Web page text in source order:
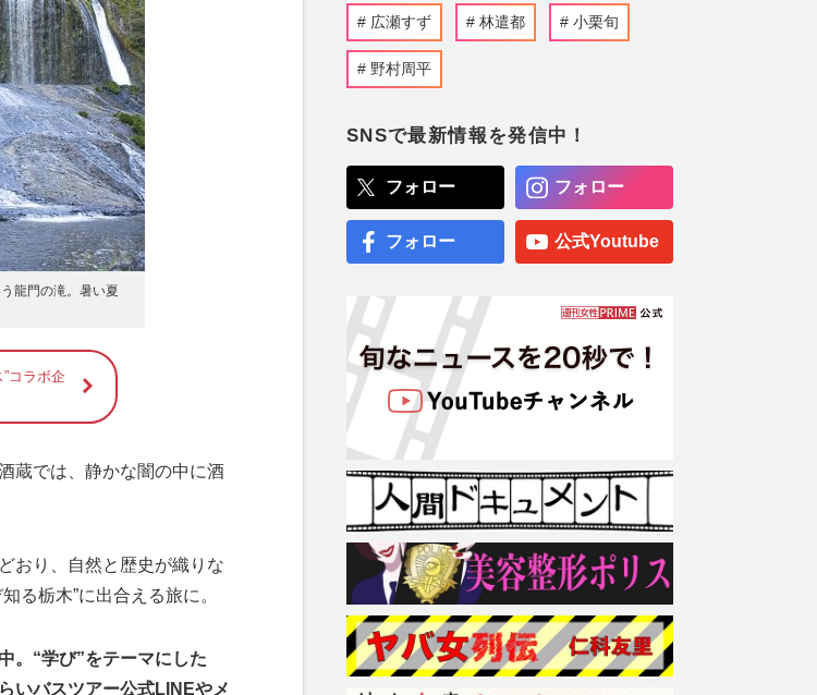
龍門の滝。暑い夏
コラボ企
蔵では、静かな闇の中に酒
おり、自然と歴史が織りな
る栃木”に出合える旅に。
。“学び”をテーマにした
いバスツアー公式LINEやメ
広瀬すず 林遣都 小栗旬
野村周平
SNSで最新情報を発信中！
フォロー フォロー
フォロー 公式Youtube